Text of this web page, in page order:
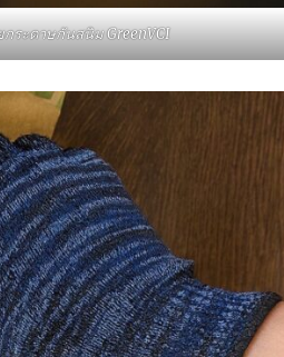
ระดาษกันสนิม GreenVCI